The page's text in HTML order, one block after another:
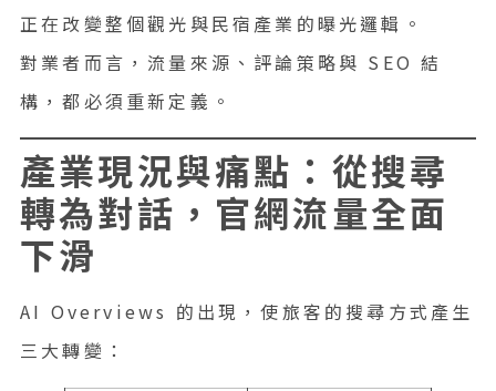
正在改變整個觀光與民宿產業的曝光邏輯。
對業者而言，流量來源、評論策略與 SEO 結
構，都必須重新定義。
產業現況與痛點：從搜尋
轉為對話，官網流量全面
下滑
AI Overviews 的出現，使旅客的搜尋方式產生
三大轉變：